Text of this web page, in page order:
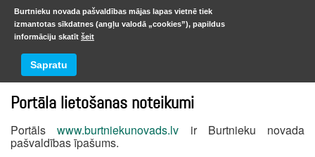
Kontakti
Portāla lietošanas noteikumi
Portālswww.burtniekunovads.lv ir Burtnieku novada
pašvaldības īpašums.
Burtnieku novada pašvaldības mājas lapas vietnē tiek
izmantotas sīkdatnes (angļu valodā „cookies”), papildus
informāciju skatīt šeit
Sapratu